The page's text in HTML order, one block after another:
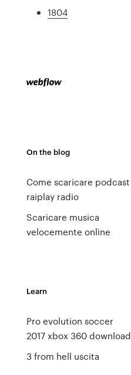
1804
On the blog
Come scaricare podcast
raiplay radio
Scaricare musica
velocemente online
Learn
Pro evolution soccer
2017 xbox 360 download
3 from hell uscita